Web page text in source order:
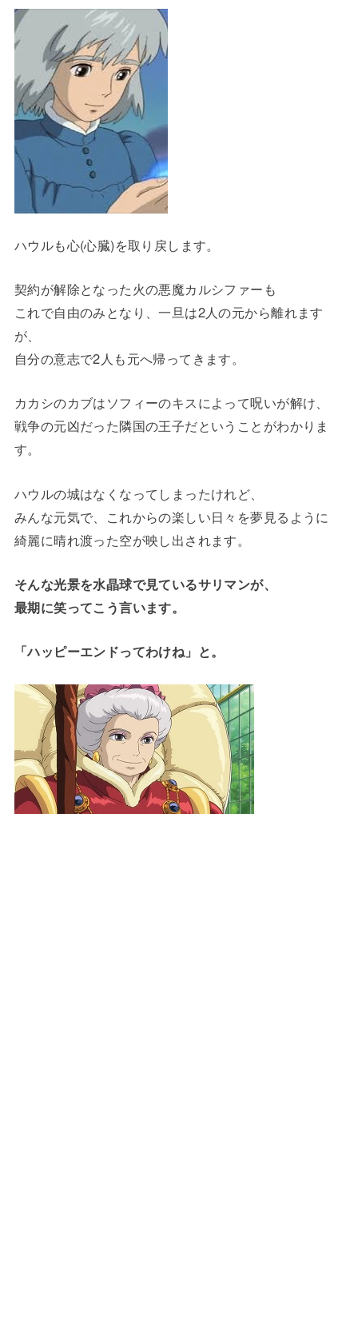
ハウルも心(心臓)を取り戻します。
契約が解除となった火の悪魔カルシファーも
これで自由のみとなり、一旦は2人の元から離れます
が、
自分の意志で2人も元へ帰ってきます。
カカシのカブはソフィーのキスによって呪いが解け、
戦争の元凶だった隣国の王子だということがわかりま
す。
ハウルの城はなくなってしまったけれど、
みんな元気で、これからの楽しい日々を夢見るように
綺麗に晴れ渡った空が映し出されます。
そんな光景を水晶球で見ているサリマンが、
最期に笑ってこう言います。
「ハッピーエンドってわけね」と。